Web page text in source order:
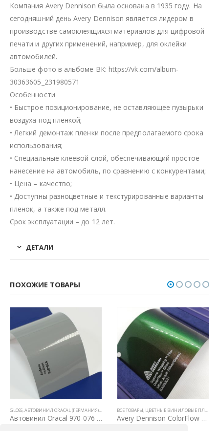
Компания Avery Dennison была основана в 1935 году. На
сегодняшний день Avery Dennison является лидером в
производстве самоклеящихся материалов для цифровой
печати и других применений, например, для оклейки
автомобилей.
Больше фото в альбоме ВК: https://vk.com/album-
30363605_231980571
Особенности
• Быстрое позиционирование, не оставляющее пузырьки
воздуха под пленкой;
• Легкий демонтаж пленки после предполагаемого срока
использования;
• Специальные клеевой слой, обеспечивающий простое
нанесение на автомобиль, по сравнению с конкурентами;
• Цена – качество;
• Доступны разноцветные и текстурированные варианты
пленок, а также под металл.
Срок эксплуатации – до 12 лет.
ДЕТАЛИ
ПОХОЖИЕ ТОВАРЫ
,ВСЕ ТОВАРЫ,ЦВЕТНЫЕ ВИНИЛОВЫЕ ПЛЕНКИ
GLOSS,АВТОВИНИЛ ORACAL (ГЕРМАНИЯ),ВСЕ ТОВАРЫ,ЦВЕТНЫЕ ВИНИЛОВЫЕ ПЛЕНКИ
Автовинил Oracal 970-076 telegrau telegrey – серый
ВСЕ ТОВАРЫ, ЦВЕТНЫЕ ВИНИЛОВЫЕ ПЛЕНКИ
Avery Dennison ColorFlow Urban Jungle Gloss (Silver/Green)